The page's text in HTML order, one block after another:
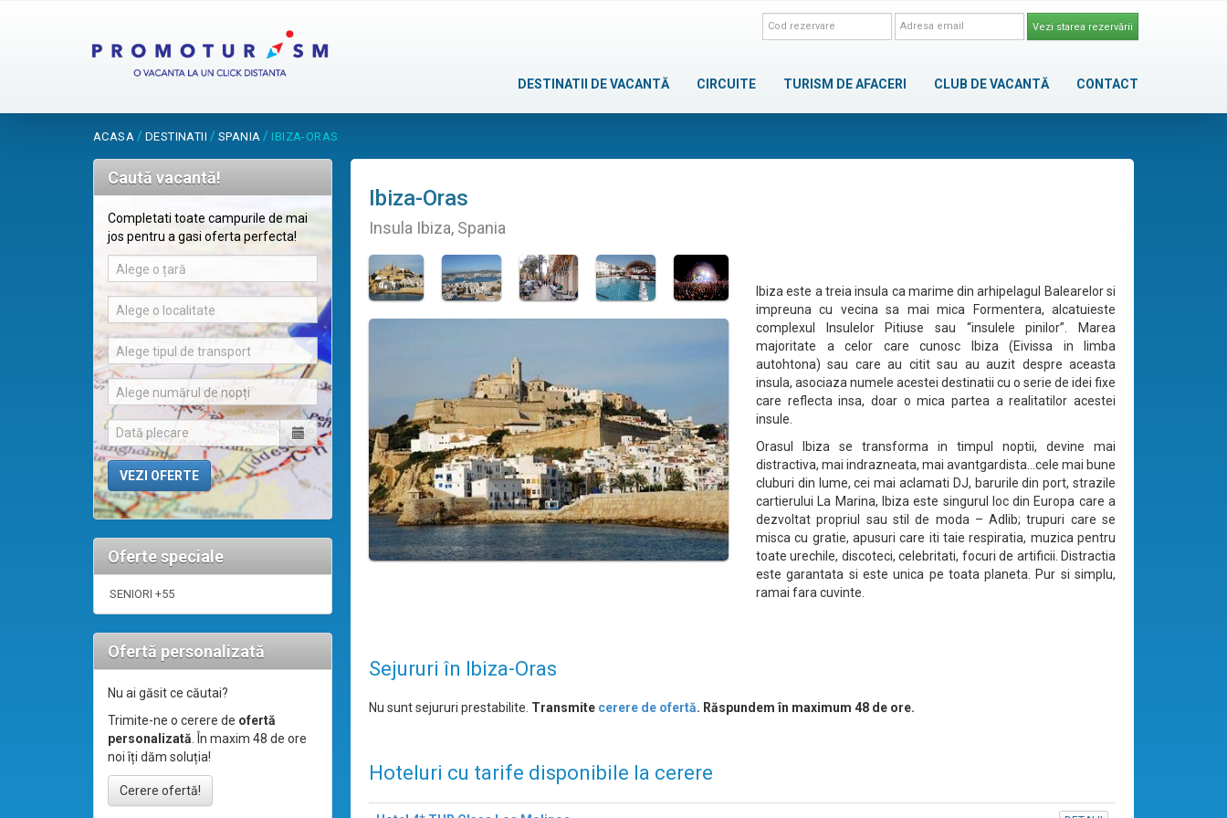
Vezi starea rezervării
DESTINATII DE VACANTĂ CIRCUITE TURISM DE AFACERI CLUB DE VACANTĂ CONTACT
ACASA / DESTINATII / SPANIA / IBIZA-ORAS
Caută vacantă!
Completati toate campurile de mai
jos pentru a gasi oferta perfecta!
Alege o țară
Alege o localitate
Alege tipul de transport
Alege numărul de nopți
Oferte speciale
SENIORI +55
Ofertă personalizată
Nu ai găsit ce căutai?
Trimite-ne o cerere de ofertă
personalizată. În maxim 48 de ore
noi îți dăm soluția!
Cerere ofertă!
Ibiza-Oras
Insula Ibiza, Spania
Ibiza este a treia insula ca marime din arhipelagul Balearelor si
impreuna cu vecina sa mai mica Formentera, alcatuieste
complexul Insulelor Pitiuse sau “insulele pinilor”. Marea
majoritate a celor care cunosc Ibiza (Eivissa in limba
autohtona) sau care au citit sau au auzit despre aceasta
insula, asociaza numele acestei destinatii cu o serie de idei fixe
care reflecta insa, doar o mica partea a realitatilor acestei
insule.
Orasul Ibiza se transforma in timpul noptii, devine mai
distractiva, mai indrazneata, mai avantgardista…cele mai bune
cluburi din lume, cei mai aclamati DJ, barurile din port, strazile
cartierului La Marina, Ibiza este singurul loc din Europa care a
dezvoltat propriul sau stil de moda – Adlib; trupuri care se
misca cu gratie, apusuri care iti taie respiratia, muzica pentru
toate urechile, discoteci, celebritati, focuri de artificii. Distractia
este garantata si este unica pe toata planeta. Pur si simplu,
ramai fara cuvinte.
Sejururi în Ibiza-Oras
Nu sunt sejururi prestabilite. Transmite cerere de ofertă. Răspundem în maximum 48 de ore.
Hoteluri cu tarife disponibile la cerere